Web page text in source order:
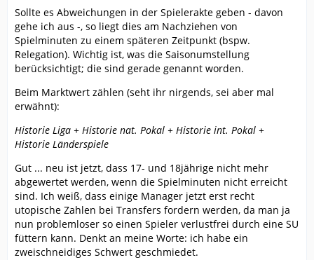
Sollte es Abweichungen in der Spielerakte geben - davon
gehe ich aus -, so liegt dies am Nachziehen von
Spielminuten zu einem späteren Zeitpunkt (bspw.
Relegation). Wichtig ist, was die Saisonumstellung
berücksichtigt; die sind gerade genannt worden.
Beim Marktwert zählen (seht ihr nirgends, sei aber mal
erwähnt):
Historie Liga + Historie nat. Pokal + Historie int. Pokal +
Historie Länderspiele
Gut ... neu ist jetzt, dass 17- und 18jährige nicht mehr
abgewertet werden, wenn die Spielminuten nicht erreicht
sind. Ich weiß, dass einige Manager jetzt erst recht
utopische Zahlen bei Transfers fordern werden, da man ja
nun problemloser so einen Spieler verlustfrei durch eine SU
füttern kann. Denkt an meine Worte: ich habe ein
zweischneidiges Schwert geschmiedet.